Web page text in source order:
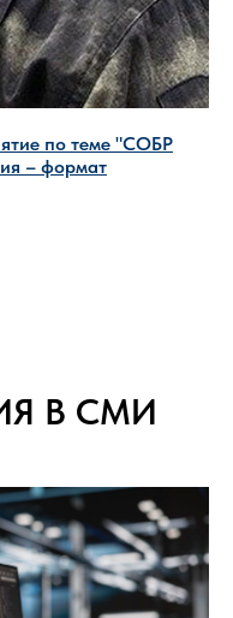
по теме "СОБР
– формат
В СМИ